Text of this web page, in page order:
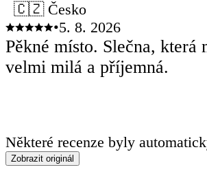
🇨🇿 Česko
•5. 8. 2026
Pěkné místo. Slečna, která
velmi milá a příjemná.
Některé recenze byly
Zobrazit originál